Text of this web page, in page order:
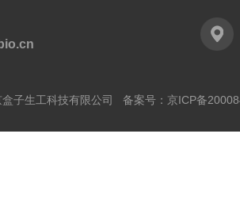
子生工科技有限公司 备案号： 京ICP备